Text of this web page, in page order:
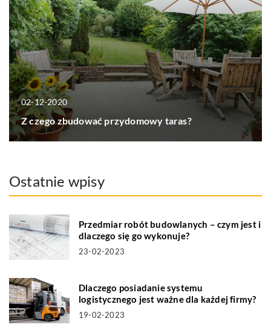
02-12-2020
Z czego zbudować przydomowy taras?
Ostatnie wpisy
Przedmiar robót budowlanych – czym jest i
dlaczego się go wykonuje?
23-02-2023
Dlaczego posiadanie systemu
logistycznego jest ważne dla każdej firmy?
19-02-2023